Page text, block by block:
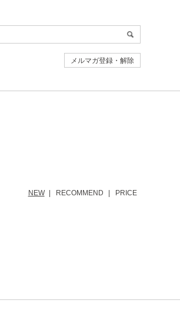
メルマガ登録・解除
PRICE
RECOMMEND
NEW